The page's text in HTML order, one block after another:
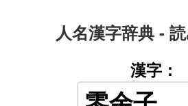
人名漢字辞典 -
漢字：